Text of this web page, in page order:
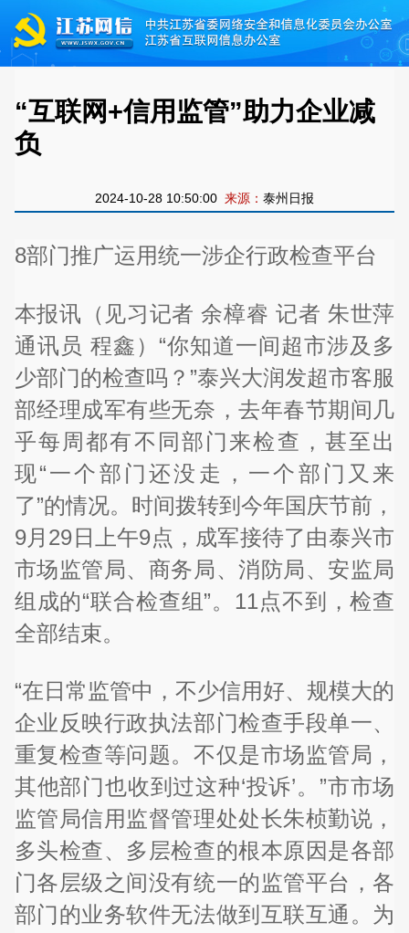
“互联网+信用监管”助力企业减
负
2024-10-28 10:50:00 来源： 泰州日报
8部门推广运用统一涉企行政检查平台
本报讯（见习记者 余樟睿 记者 朱世萍
通讯员 程鑫）“你知道一间超市涉及多
少部门的检查吗？”泰兴大润发超市客服
部经理成军有些无奈，去年春节期间几
乎每周都有不同部门来检查，甚至出
现“一个部门还没走，一个部门又来
了”的情况。时间拨转到今年国庆节前，
9月29日上午9点，成军接待了由泰兴市
市场监管局、商务局、消防局、安监局
组成的“联合检查组”。11点不到，检查
全部结束。
“在日常监管中，不少信用好、规模大的
企业反映行政执法部门检查手段单一、
重复检查等问题。不仅是市场监管局，
其他部门也收到过这种‘投诉’。”市市场
监管局信用监督管理处处长朱桢勤说，
多头检查、多层检查的根本原因是各部
门各层级之间没有统一的监管平台，各
部门的业务软件无法做到互联互通。为